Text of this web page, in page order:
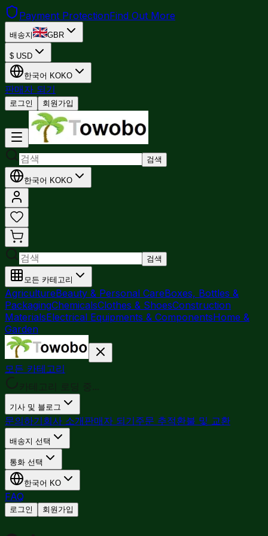
Payment ProtectionFind Out More
배송지 GBR
$ USD
한국어 KOKO
판매자 되기
로그인 회원가입
검색
한국어 KOKO
검색
모든 카테고리
AgricultureBeauty & Personal CareBoxes, Bottles &
PackagingChemicalsClothes & ShoesConstruction
MaterialsElectrical Equipments & ComponentsHome &
Garden
모든 카테고리
카테고리 로딩 중...
기사 및 블로그
문의하기회사 소개판매자 되기주문 추적환불 및 교환
배송지 선택
통화 선택
한국어 KO
FAQ
로그인 회원가입